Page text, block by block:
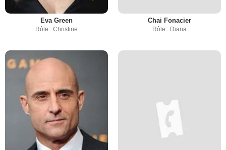
Eva Green
Rôle : Christine
Chai Fonacier
Rôle : Diana